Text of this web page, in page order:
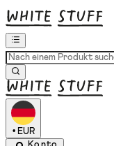
• EUR